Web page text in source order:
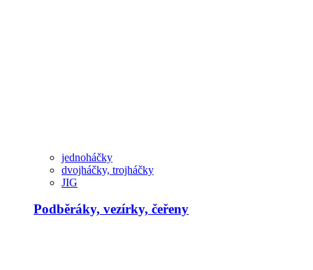
jednoháčky
dvojháčky, trojháčky
JIG
Podběráky, vezírky, čeřeny